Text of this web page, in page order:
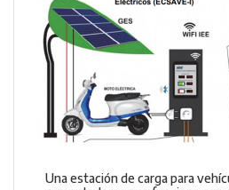
Una estación de carga para